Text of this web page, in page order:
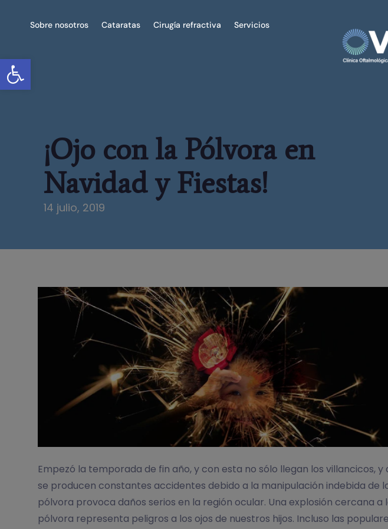
Abrir barra de herramientas
Sobre nosotros Cataratas Cirugía refractiva Servicios
¡Ojo con la Pólvora en
Navidad y Fiestas!
14 julio, 2019
Empezó la temporada de fin año, y con esta no sólo llegan los villancicos,
se producen constantes accidentes debido a la manipulación indebida de
pólvora provoca daños serios en la región ocular. Una explosión cercana
pólvora representa peligros a los ojos de nuestros hijos. Incluso las